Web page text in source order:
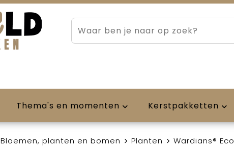
Thema's en momenten Kerstpakketten
Bloemen, planten en bomen Planten Wardians®